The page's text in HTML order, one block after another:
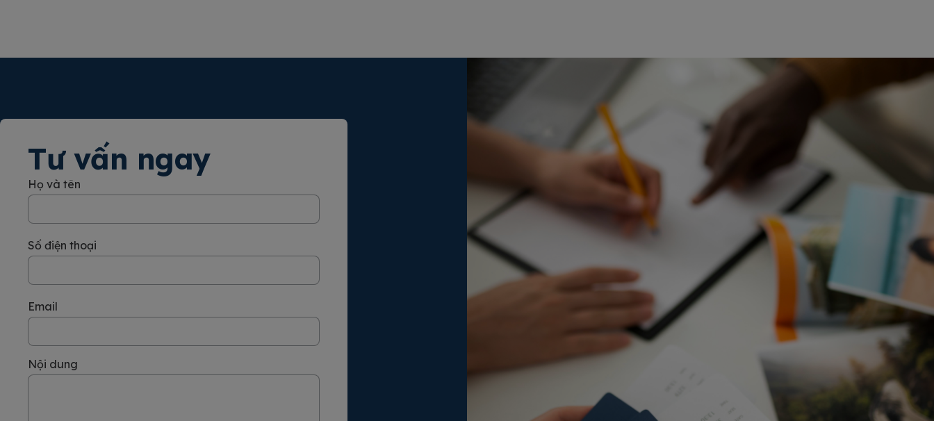
Tư vấn ngay
Họ và tên
Số điện thoại
Email
Nội dung